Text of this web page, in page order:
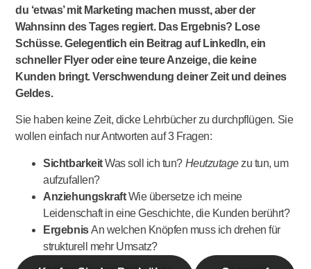
du ‘etwas’ mit Marketing machen musst, aber der
Wahnsinn des Tages regiert. Das Ergebnis? Lose
Schüsse. Gelegentlich ein Beitrag auf LinkedIn, ein
schneller Flyer oder eine teure Anzeige, die keine
Kunden bringt. Verschwendung deiner Zeit und deines
Geldes.
Sie haben keine Zeit, dicke Lehrbücher zu durchpflügen. Sie
wollen einfach nur Antworten auf 3 Fragen:
SichtbarkeitWas soll ich tun? Heutzutagezu tun, um
aufzufallen?
AnziehungskraftWie übersetze ich meine
Leidenschaft in eine Geschichte, die Kunden berührt?
ErgebnisAn welchen Knöpfen muss ich drehen für
strukturell mehr Umsatz?